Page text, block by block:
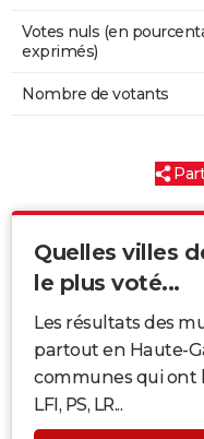
Votes nuls (en
exprimés)
Nombre de votants
Quelles villes
le plus voté...
Les résultats des
partout en Haute-
communes qui ont
LFI, PS, LR...